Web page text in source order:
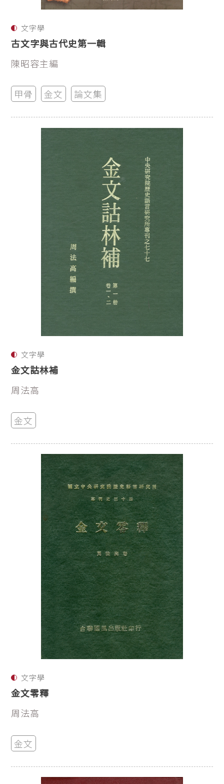
文字學
古文字與古代史第一輯
陳昭容主編
甲骨 金文 論文集
文字學
金文詁林補
周法高
金文
文字學
金文零釋
周法高
金文